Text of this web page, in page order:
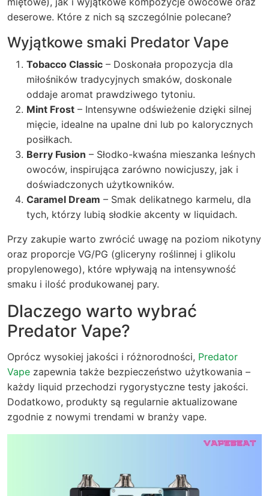
deserowe. Które z nich są szczególnie polecane?
Wyjątkowe smaki Predator Vape
Tobacco Classic – Doskonała propozycja dla
miłośników tradycyjnych smaków, doskonale
oddaje aromat prawdziwego tytoniu.
Mint Frost – Intensywne odświeżenie dzięki silnej
mięcie, idealne na upalne dni lub po kalorycznych
posiłkach.
Berry Fusion – Słodko-kwaśna mieszanka leśnych
owoców, inspirująca zarówno nowicjuszy, jak i
doświadczonych użytkowników.
Caramel Dream – Smak delikatnego karmelu, dla
tych, którzy lubią słodkie akcenty w liquidach.
Przy zakupie warto zwrócić uwagę na poziom nikotyny
oraz proporcje VG/PG (gliceryny roślinnej i glikolu
propylenowego), które wpływają na intensywność
smaku i ilość produkowanej pary.
Dlaczego warto wybrać
Predator Vape?
Oprócz wysokiej jakości i różnorodności, Predator
Vape zapewnia także bezpieczeństwo użytkowania –
każdy liquid przechodzi rygorystyczne testy jakości.
Dodatkowo, produkty są regularnie aktualizowane
zgodnie z nowymi trendami w branży vape.